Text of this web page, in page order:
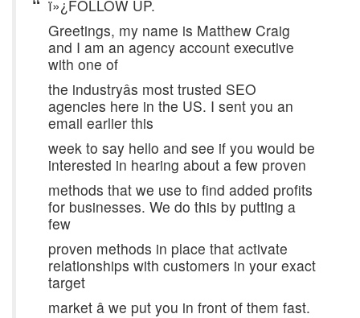
ï»¿FOLLOW UP.
Greetings, my name is Matthew Craig
and I am an agency account executive
with one of
the industryâs most trusted SEO
agencies here in the US. I sent you an
email earlier this
week to say hello and see if you would be
interested in hearing about a few proven
methods that we use to find added profits
for businesses. We do this by putting a
few
proven methods in place that activate
relationships with customers in your exact
target
market â we put you in front of them fast.